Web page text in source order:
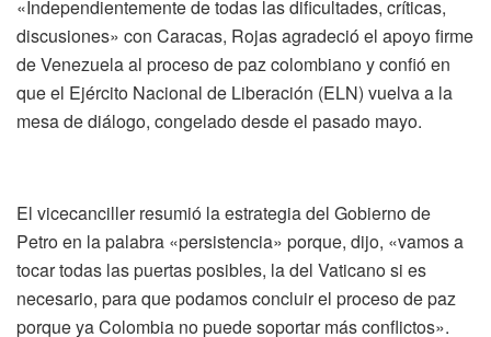
«Independientemente de todas las dificultades, críticas,
discusiones» con Caracas, Rojas agradeció el apoyo firme
de Venezuela al proceso de paz colombiano y confió en
que el Ejército Nacional de Liberación (ELN) vuelva a la
mesa de diálogo, congelado desde el pasado mayo.
El vicecanciller resumió la estrategia del Gobierno de
Petro en la palabra «persistencia» porque, dijo, «vamos a
tocar todas las puertas posibles, la del Vaticano si es
necesario, para que podamos concluir el proceso de paz
porque ya Colombia no puede soportar más conflictos».